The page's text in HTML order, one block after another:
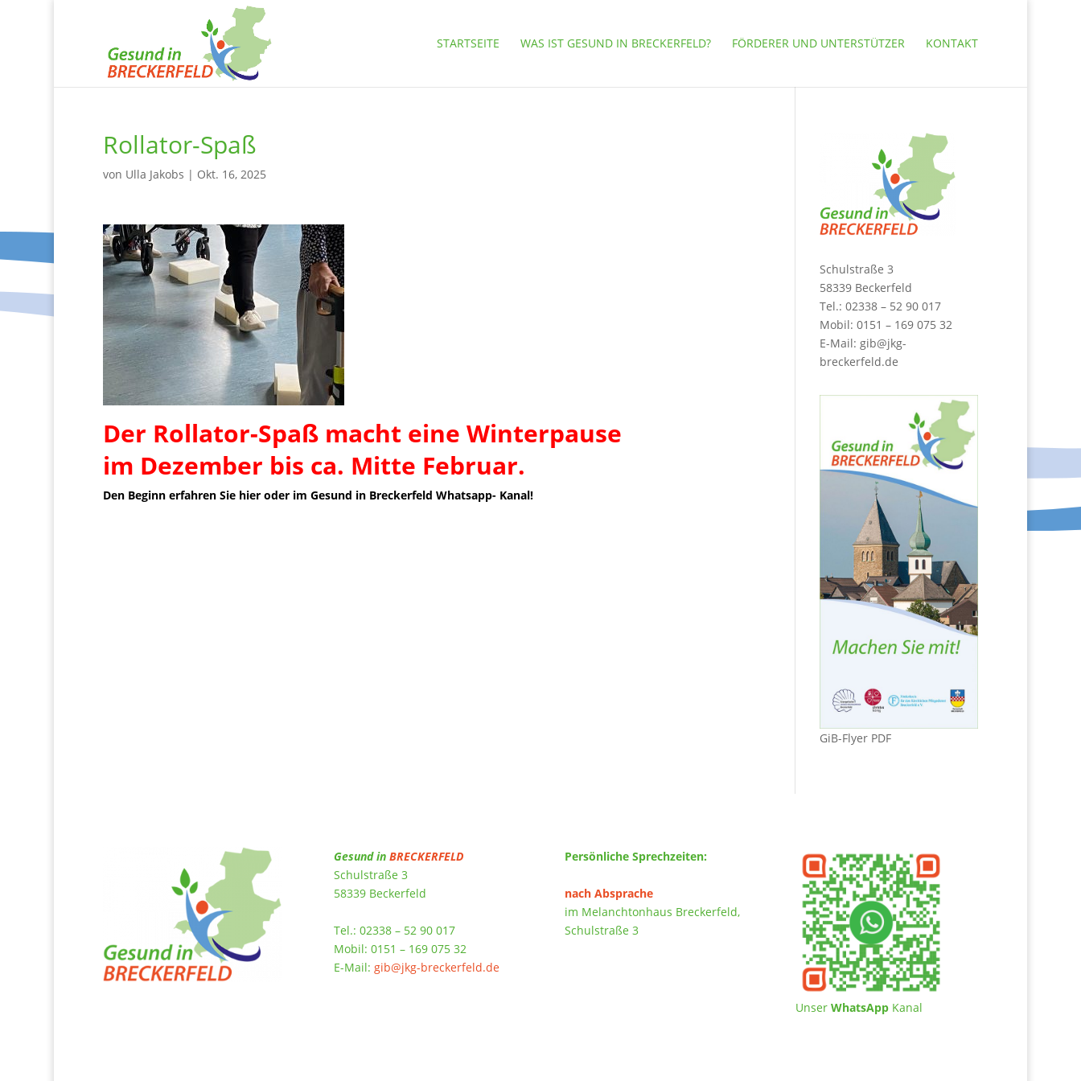
STARTSEITE WAS IST GESUND IN BRECKERFELD? FÖRDERER UND UNTERSTÜTZER KONTAKT
Rollator-Spaß
von Ulla Jakobs | Okt. 16, 2025
Der Rollator-Spaß macht eine Winterpause
im Dezember bis ca. Mitte Februar.
Den Beginn erfahren Sie hier oder im Gesund in Breckerfeld Whatsapp- Kanal!
Schulstraße 3
58339 Beckerfeld
Tel.: 02338 – 52 90 017
Mobil: 0151 – 169 075 32
E-Mail:gib@jkg-
breckerfeld.de
GiB-Flyer PDF
Gesund in BRECKERFELD
Schulstraße 3
58339 Beckerfeld
Tel.: 02338 – 52 90 017
Mobil: 0151 – 169 075 32
E-Mail: gib@jkg-breckerfeld.de
Persönliche Sprechzeiten:
nach Absprache
im Melanchtonhaus Breckerfeld,
Schulstraße 3
UnserWhatsApp Kanal